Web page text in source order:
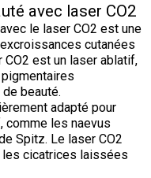
avec laser CO2
le laser CO2 est une
cutanées
est un laser ablatif,
beauté.
adapté pour
comme les naevus
Spitz. Le laser CO2
cicatrices laissées